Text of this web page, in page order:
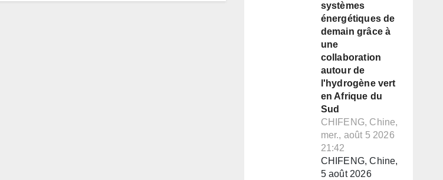
systèmes
énergétiques de
demain grâce à
une
collaboration
autour de
l'hydrogène vert
en Afrique du
Sud
CHIFENG, Chine,
mer., août 5 2026
21:42
CHIFENG, Chine,
5 août 2026